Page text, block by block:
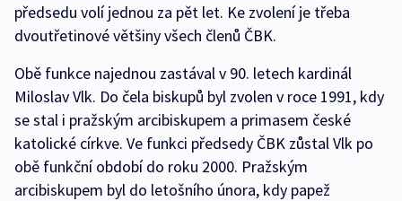
předsedu volí jednou za pět let. Ke zvolení je třeba
dvoutřetinové většiny všech členů ČBK.
Obě funkce najednou zastával v 90. letech kardinál
Miloslav Vlk. Do čela biskupů byl zvolen v roce 1991, kdy
se stal i pražským arcibiskupem a primasem české
katolické církve. Ve funkci předsedy ČBK zůstal Vlk po
obě funkční období do roku 2000. Pražským
arcibiskupem byl do letošního února, kdy papež